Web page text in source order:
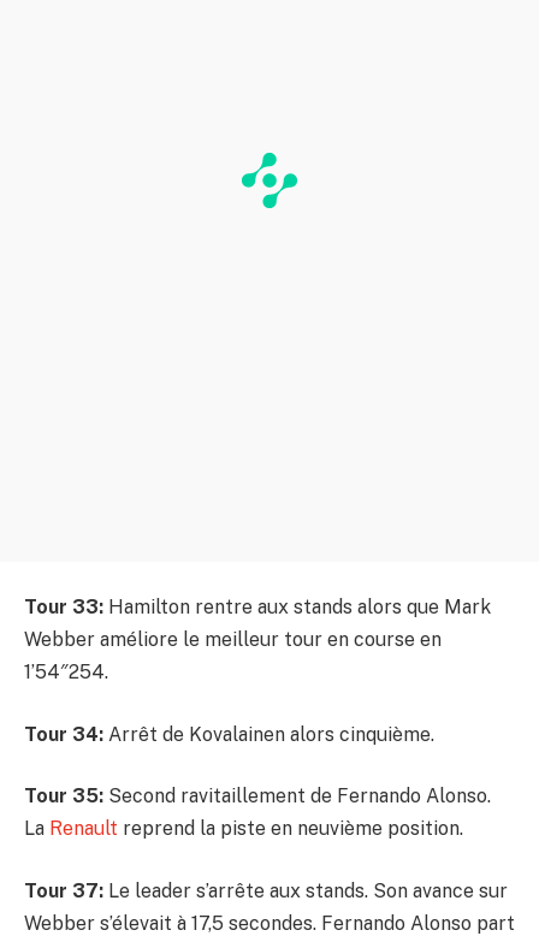
Tour 33: Hamilton rentre aux stands alors que Mark
Webber améliore le meilleur tour en course en
1’54″254.
Tour 34: Arrêt de Kovalainen alors cinquième.
Tour 35: Second ravitaillement de Fernando Alonso.
La Renault reprend la piste en neuvième position.
Tour 37: Le leader s’arrête aux stands. Son avance sur
Webber s’élevait à 17,5 secondes. Fernando Alonso part